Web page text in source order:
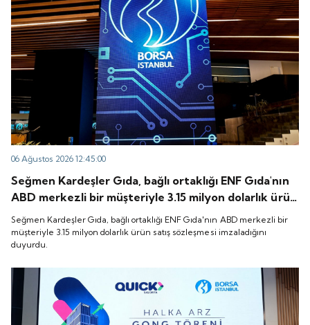
06 Ağustos 2026 12:45:00
Seğmen Kardeşler Gıda, bağlı ortaklığı ENF Gıda'nın
ABD merkezli bir müşteriyle 3.15 milyon dolarlık ürün
satış sözleşmesi imzaladığını duyurdu.
Seğmen Kardeşler Gıda, bağlı ortaklığı ENF Gıda'nın ABD merkezli bir
müşteriyle 3.15 milyon dolarlık ürün satış sözleşmesi imzaladığını
duyurdu.